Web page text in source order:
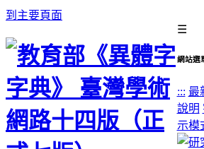
到主要頁面
☰
網站選
::: 最
說明
示模